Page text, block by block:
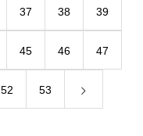
37 38 39
45 46 47
52 53